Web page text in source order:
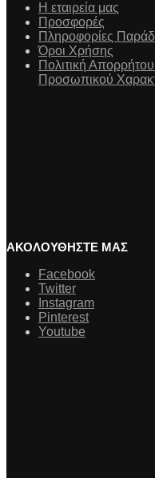
Η εταιρεία μας
Προσφορές
Πληροφορίες
Όροι Χρήσης
Πολιτική
Προσωπικού
ΑΚΟΛΟΥΘΗΣΤΕ ΜΑΣ
Facebook
Twitter
Instagram
Pinterest
Youtube